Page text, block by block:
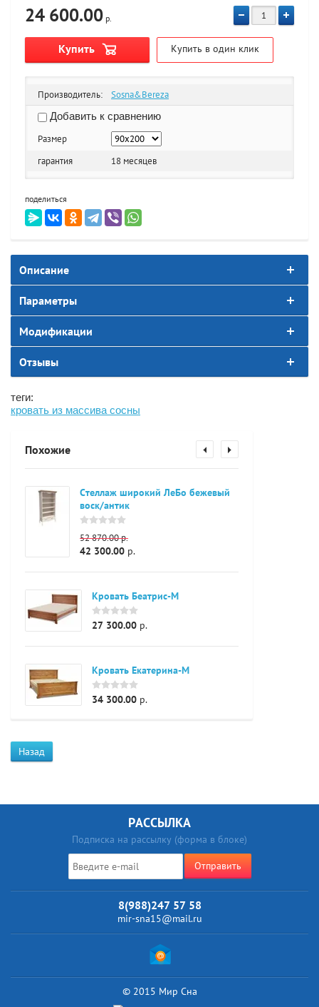
24 600.00 р.
Купить Купить в один клик
Производитель:
Sosna&Bereza
Добавить к сравнению
Размер
гарантия
18 месяцев
поделиться
Описание
Параметры
Модификации
Отзывы
теги:
кровать из массива сосны
Похожие
Стеллаж широкий ЛеБо бежевый
воск/антик
52 870.00р.
42 300.00 р.
Кровать Беатрис-М
27 300.00 р.
Кровать Екатерина-М
34 300.00 р.
Назад
РАССЫЛКА
Подписка на рассылку (форма в блоке)
Отправить
8(988)247 57 58
mir-sna15@mail.ru
© 2015 Мир Сна